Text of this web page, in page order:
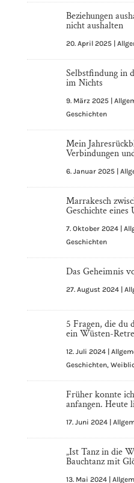
Beziehungen
nicht aushalten
20. April 2025|
Selbstfindung in
im Nichts
9. März 2025|
Geschichten
Mein
Verbindungen
6. Januar 2025|
Marrakesch
Geschichte eines
7. Oktober 2024|
Geschichten
Das Geheimnis
27. August 2024|
5 Fragen, die du
ein Wüsten-
12. Juli 2024|
Geschichten,
Früher konnte
anfangen. Heute
17. Juni 2024|
„Ist Tanz in die
Bauchtanz mit
13. Mai 2024|